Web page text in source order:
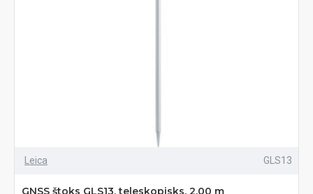
Leica GLS13
GNSS štoks GLS13, teleskopisks, 2.00 m